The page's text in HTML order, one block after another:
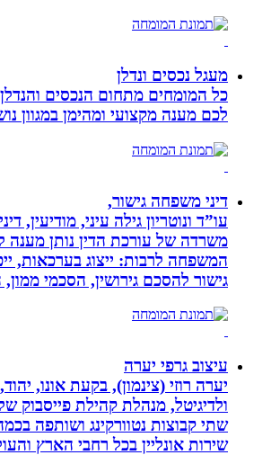
מעגל נכסים ונדלן
כל המומחים מתחום הנכסים והנדלן,
לכם מענה מקצועי ומהימן במגוון נושאים!
דיני משפחה גישור,
עו”ד ונוטריון גילה עיני, מודיעין, דיני
משרדה של עורכת הדין נותן מענה לכלל
המשפחה לרבות: ייצוג בערכאות, ייפוי
גישור להסכם גירושין, הסכמי ממון, הליכי
עיצוב גרפי יערה
יערה רוזי (צינמון), בקעת אונו, יהוד,
ולדיגיטל, מנהלת קהילת פייסבוק של
שתי קבוצות נטוורקינג ושותפה בכמה
שירות אונליין בכל רחבי הארץ והעולם.